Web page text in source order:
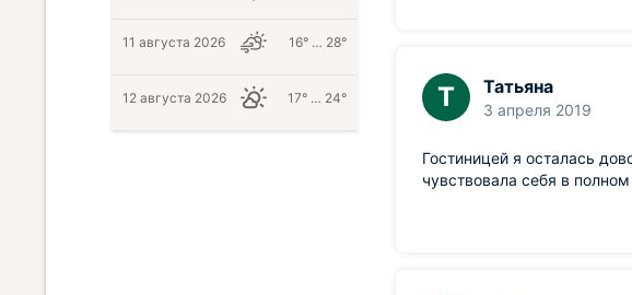
Т Татьяна
3 апреля 2019
Гостиницей я осталась
чувствовала себя в
11 августа 2026 16° … 28°
12 августа 2026 17° … 24°